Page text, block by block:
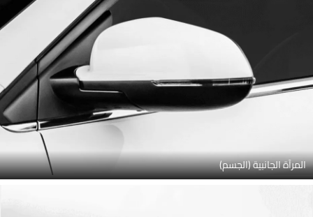
المرآة الجانبية (الجسم)